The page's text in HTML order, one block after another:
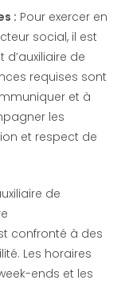
: Pour exercer en
social, il est
d’auxiliaire de
requises sont
et à
les
et respect de
de
confronté à des
Les horaires
ends et les